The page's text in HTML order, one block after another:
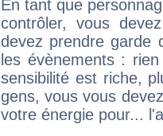
En tant que
contrôler, vous
devez prendre garde
les évènements :
sensibilité est riche,
gens, vous vous
votre énergie pour...